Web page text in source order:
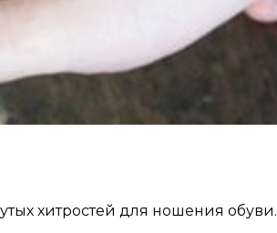
хитростей для ношения обуви.